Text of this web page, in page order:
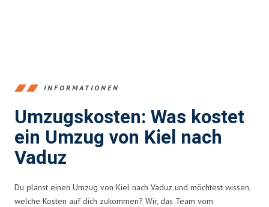
INFORMATIONEN
Umzugskosten: Was kostet
ein Umzug von Kiel nach
Vaduz
Du planst einen Umzug von Kiel nach Vaduz und möchtest wissen,
welche Kosten auf dich zukommen? Wir, das Team vom